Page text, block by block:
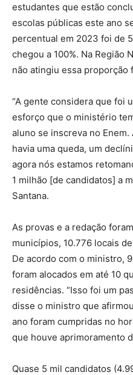
estudantes que estão
escolas públicas este ano
percentual em 2023 foi de
chegou a 100%. Na Região
não atingiu essa proporção
“A gente considera que foi
esforço que o ministério
aluno se inscreva no
havia uma queda, um
agora nós estamos
1 milhão [de candidatos] a
Santana.
As provas e a redação
municípios, 10.776 locais
De acordo com o ministro,
foram alocados em até 10
residências. “Isso foi um
disse o ministro que
ano foram cumpridas no
que houve aprimoramento
Quase 5 mil candidatos